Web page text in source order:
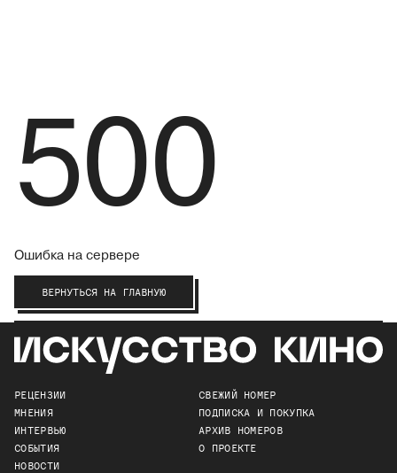
500
Ошибка на сервере
ВЕРНУТЬСЯ НА ГЛАВНУЮ
РЕЦЕНЗИИ
МНЕНИЯ
ИНТЕРВЬЮ
СОБЫТИЯ
НОВОСТИ
СВЕЖИЙ НОМЕР
ПОДПИСКА И ПОКУПКА
АРХИВ НОМЕРОВ
О ПРОЕКТЕ